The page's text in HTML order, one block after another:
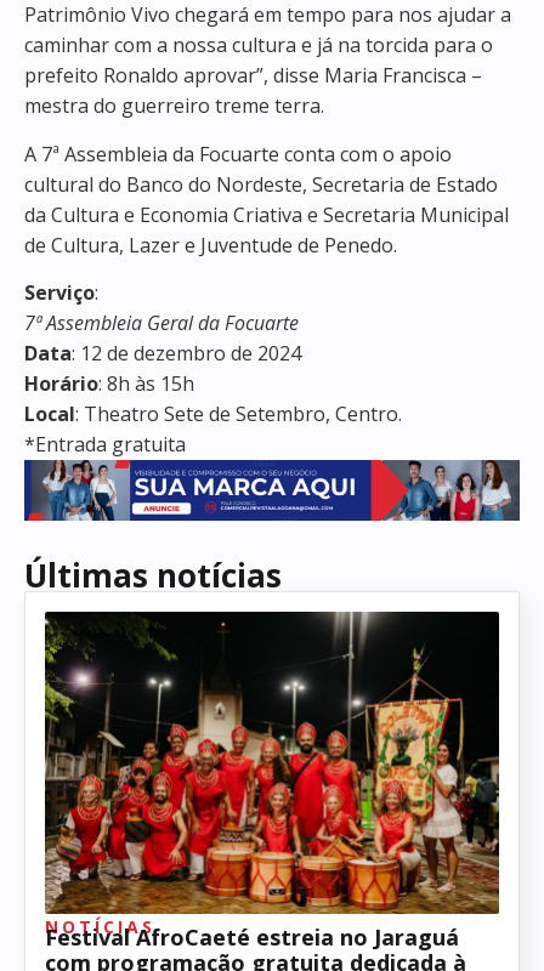
Patrimônio Vivo chegará em tempo para nos ajudar a
caminhar com a nossa cultura e já na torcida para o
prefeito Ronaldo aprovar”, disse Maria Francisca –
mestra do guerreiro treme terra.
A 7ª Assembleia da Focuarte conta com o apoio
cultural do Banco do Nordeste, Secretaria de Estado
da Cultura e Economia Criativa e Secretaria Municipal
de Cultura, Lazer e Juventude de Penedo.
Serviço:
7ª Assembleia Geral da Focuarte
Data: 12 de dezembro de 2024
Horário: 8h às 15h
Local: Theatro Sete de Setembro, Centro.
*Entrada gratuita
Últimas notícias
NOTÍCIAS
Festival AfroCaeté estreia no Jaraguá
com programação gratuita dedicada à